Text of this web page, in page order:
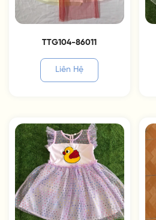
TTG104-86011
Liên Hệ